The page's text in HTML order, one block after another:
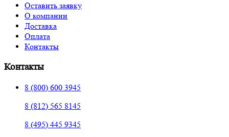
Оставить заявку
О компании
Доставка
Оплата
Контакты
Контакты
8 (800) 600 3945
8 (812) 565 8145
8 (495) 445 9345